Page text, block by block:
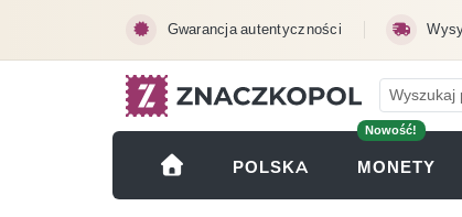
Gwarancja autentyczności
POLSKA
Nowość!
MONETY